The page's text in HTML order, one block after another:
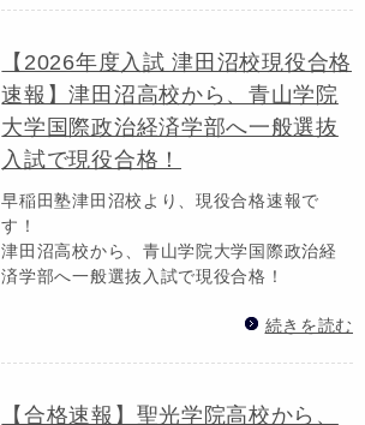
【2026年度入試 津田沼校現役合格
速報】津田沼高校から、青山学院
大学国際政治経済学部へ一般選抜
入試で現役合格！
早稲田塾津田沼校より、現役合格速報で
す！
津田沼高校から、青山学院大学国際政治経
済学部へ一般選抜入試で現役合格！
続きを読む
【合格速報】聖光学院高校から、